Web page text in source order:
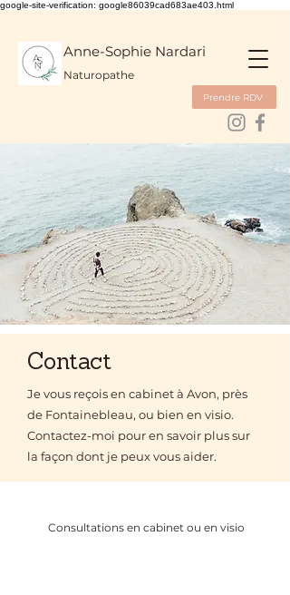
google-site-verification: google86039cad683ae403.html
Anne-Sophie Nardari
Naturopathe
Prendre RDV
Contact
Je vous reçois en cabinet à Avon, près
de Fontainebleau, ou bien en visio.
Contactez-moi pour en savoir plus sur
la façon dont je peux vous aider.
Consultations en cabinet ou en visio